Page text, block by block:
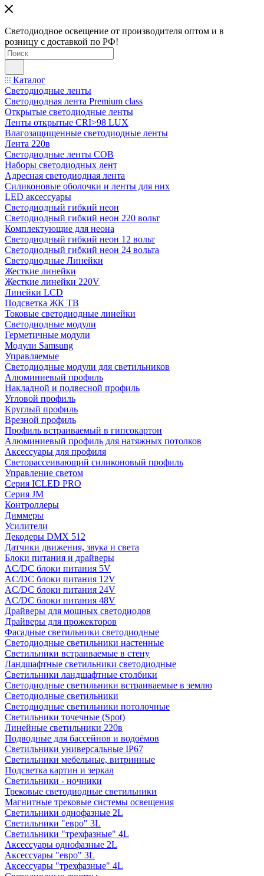
Светодиодное освещение от производителя оптом и в
розницу с доставкой по РФ!
Каталог
Светодиодные ленты
Светодиодная лента Premium class
Открытые светодиодные ленты
Ленты открытые CRI>98 LUX
Влагозащищенные светодиодные ленты
Лента 220в
Светодиодные ленты COB
Наборы светодиодных лент
Адресная светодиодная лента
Силиконовые оболочки и ленты для них
LED аксессуары
Светодиодный гибкий неон
Светодиодный гибкий неон 220 вольт
Комплектующие для неона
Светодиодный гибкий неон 12 вольт
Светодиодный гибкий неон 24 вольта
Светодиодные Линейки
Жесткие линейки
Жесткие линейки 220V
Линейки LCD
Подсветка ЖК ТВ
Токовые светодиодные линейки
Светодиодные модули
Герметичные модули
Модули Samsung
Управляемые
Светодиодные модули для светильников
Алюминиевый профиль
Накладной и подвесной профиль
Угловой профиль
Круглый профиль
Врезной профиль
Профиль встраиваемый в гипсокартон
Алюминиевый профиль для натяжных потолков
Аксессуары для профиля
Светорассеивающий силиконовый профиль
Управление светом
Серия ICLED PRO
Серия JM
Контроллеры
Диммеры
Усилители
Декодеры DMX 512
Датчики движения, звука и света
Блоки питания и драйверы
AC/DC блоки питания 5V
AC/DC блоки питания 12V
AC/DC блоки питания 24V
AC/DC блоки питания 48V
Драйверы для мощных светодиодов
Драйверы для прожекторов
Фасадные светильники светодиодные
Светодиодные светильники настенные
Светильники встраиваемые в стену
Ландшафтные светильники светодиодные
Светильники ландшафтные столбики
Светодиодные светильники встраиваемые в землю
Светодиодные светильники
Светодиодные светильники потолочные
Светильники точечные (Spot)
Линейные светильники 220в
Подводные для бассейнов и водоёмов
Светильники универсальные IP67
Светильники мебельные, витринные
Подсветка картин и зеркал
Светильники - ночники
Трековые светодиодные светильники
Магнитные трековые системы освещения
Светильники однофазные 2L
Светильники "евро" 3L
Светильники "трехфазные" 4L
Аксессуары однофазные 2L
Аксессуары "евро" 3L
Аксессуары "трехфазные" 4L